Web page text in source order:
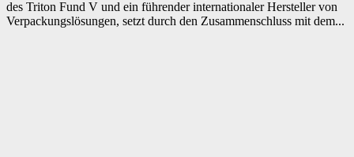
des Triton Fund V und ein führender internationaler Hersteller von
Verpackungslösungen, setzt durch den Zusammenschluss mit dem...